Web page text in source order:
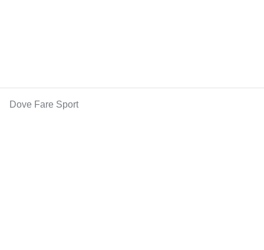
Dove Fare Sport